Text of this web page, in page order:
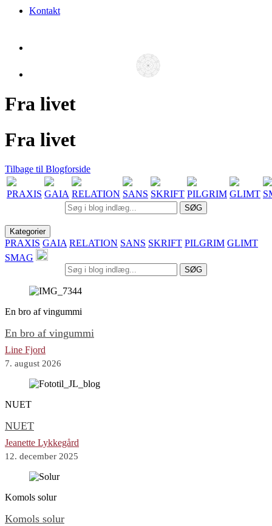
Kontakt
Fra livet
Fra livet
Tilbage til Blogforside
PRAXIS GAIA RELATION SANS SKRIFT PILGRIM GLIMT
SØG
Kategorier
PRAXIS GAIA RELATION SANS SKRIFT PILGRIM GLIMT
SMAG
SØG
En bro af vingummi
En bro af vingummi
Line Fjord
7. august 2026
NUET
NUET
Jeanette Lykkegård
12. december 2025
Komols solur
Komols solur